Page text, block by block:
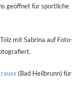
geöffnet für sportliche
mit Sabrina auf Foto-
(Bad Heilbrunn) für